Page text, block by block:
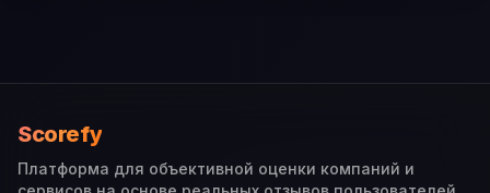
Scorefy
Платформа для объективной оценки компаний и